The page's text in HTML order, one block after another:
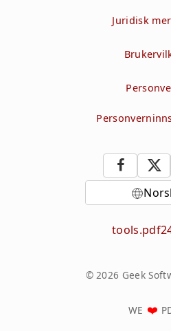
Juridisk
© 2026 Geek
WE